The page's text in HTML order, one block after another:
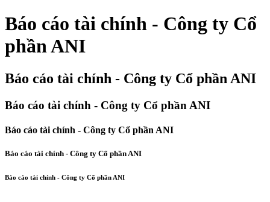
Báo cáo tài chính - Công ty Cổ
phần ANI
Báo cáo tài chính - Công ty Cổ phần ANI
Báo cáo tài chính - Công ty Cổ phần ANI
Báo cáo tài chính - Công ty Cổ phần ANI
Báo cáo tài chính - Công ty Cổ phần ANI
Báo cáo tài chính - Công ty Cổ phần ANI